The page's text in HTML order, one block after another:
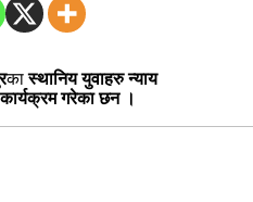
कास्थानिय युवाहरु न्याय
कार्यक्रम गरेका छन ।